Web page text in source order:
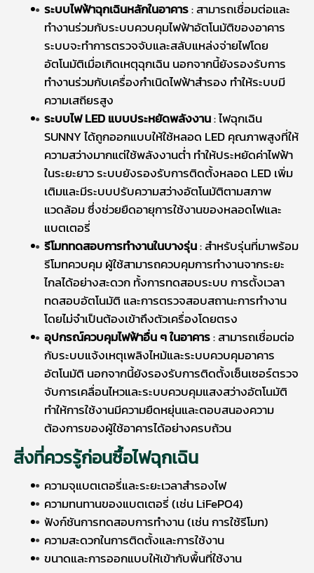
ระบบไฟฟ้าฉุกเฉินหลักในอาคาร: สามารถเชื่อมต่อและ
ทำงานร่วมกับระบบควบคุมไฟฟ้าอัตโนมัติของอาคาร
ระบบจะทำการตรวจจับและสลับแหล่งจ่ายไฟโดย
อัตโนมัติเมื่อเกิดเหตุฉุกเฉิน นอกจากนี้ยังรองรับการ
ทำงานร่วมกับเครื่องกำเนิดไฟฟ้าสำรอง ทำให้ระบบมี
ความเสถียรสูง
ระบบไฟ LED แบบประหยัดพลังงาน: ไฟฉุกเฉิน
SUNNY ได้ถูกออกแบบให้ใช้หลอด LED คุณภาพสูงที่ให้
ความสว่างมากแต่ใช้พลังงานต่ำ ทำให้ประหยัดค่าไฟฟ้า
ในระยะยาว ระบบยังรองรับการติดตั้งหลอด LED เพิ่ม
เติมและมีระบบปรับความสว่างอัตโนมัติตามสภาพ
แวดล้อม ซึ่งช่วยยืดอายุการใช้งานของหลอดไฟและ
แบตเตอรี่
รีโมททดสอบการทำงานในบางรุ่น: สำหรับรุ่นที่มาพร้อม
รีโมทควบคุม ผู้ใช้สามารถควบคุมการทำงานจากระยะ
ไกลได้อย่างสะดวก ทั้งการทดสอบระบบ การตั้งเวลา
ทดสอบอัตโนมัติ และการตรวจสอบสถานะการทำงาน
โดยไม่จำเป็นต้องเข้าถึงตัวเครื่องโดยตรง
อุปกรณ์ควบคุมไฟฟ้าอื่น ๆ ในอาคาร: สามารถเชื่อมต่อ
กับระบบแจ้งเหตุเพลิงไหม้และระบบควบคุมอาคาร
อัตโนมัติ นอกจากนี้ยังรองรับการติดตั้งเซ็นเซอร์ตรวจ
จับการเคลื่อนไหวและระบบควบคุมแสงสว่างอัตโนมัติ
ทำให้การใช้งานมีความยืดหยุ่นและตอบสนองความ
ต้องการของผู้ใช้อาคารได้อย่างครบถ้วน
สิ่งที่ควรรู้ก่อนซื้อไฟฉุกเฉิน
ความจุแบตเตอรี่และระยะเวลาสำรองไฟ
ความทนทานของแบตเตอรี่ (เช่น LiFePO4)
ฟังก์ชันการทดสอบการทำงาน (เช่น การใช้รีโมท)
ความสะดวกในการติดตั้งและการใช้งาน
ขนาดและการออกแบบให้เข้ากับพื้นที่ใช้งาน